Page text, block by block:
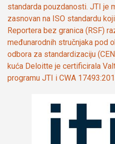
standarda pouzdanosti. JTI je
zasnovan na ISO standardu
Reportera bez granica (RSF)
međunarodnih stručnjaka pod
odbora za standardizaciju
kuća Deloitte je certificirala
programu JTI i CWA